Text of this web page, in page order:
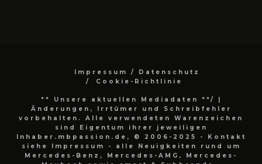
Impressum / Datenschutz
Cookie-Richtlinie
** Unsere aktuellen Mediadaten **/
|
Änderungen, Irrtümer und Schreibfehler
vorbehalten. Alle verwendeten Warenzeichen
sind Eigentum ihrer jeweiligen
Inhaber.mbpassion.de, © 2006-2025 - Kontakt
siehe Impressum - alle Neuigkeiten rund um
Mercedes-Benz, Mercedes-AMG, Mercedes-